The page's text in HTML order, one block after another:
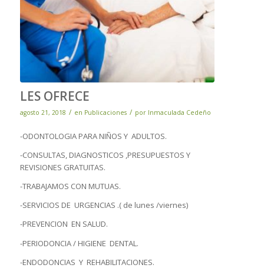
LES OFRECE
agosto 21, 2018 / en Publicaciones / por Inmaculada Cedeño
-ODONTOLOGIA PARA NIÑOS Y ADULTOS.
-CONSULTAS, DIAGNOSTICOS ,PRESUPUESTOS Y
REVISIONES GRATUITAS.
-TRABAJAMOS CON MUTUAS.
-SERVICIOS DE URGENCIAS .( de lunes /viernes)
-PREVENCION EN SALUD.
-PERIODONCIA / HIGIENE DENTAL.
-ENDODONCIAS Y REHABILITACIONES.